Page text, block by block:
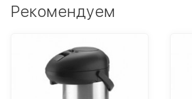
Рекомендуем